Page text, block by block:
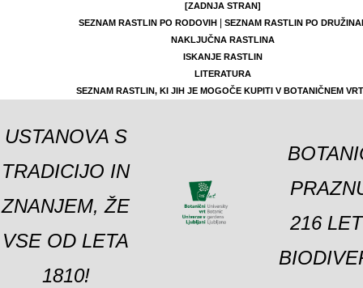
[ZADNJA STRAN]
SEZNAM RASTLIN PO RODOVIH|
SEZNAM RASTLIN PO
NAKLJUČNA RASTLINA
ISKANJE RASTLIN
LITERATURA
SEZNAM RASTLIN, KI JIH JE MOGOČE KUPITI V BOTANIČNEM
USTANOVA S
TRADICIJO IN
ZNANJEM, ŽE
VSE OD LETA
1810!
216